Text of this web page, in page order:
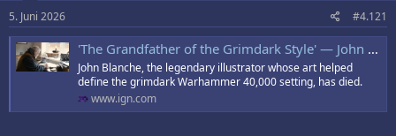
r
m
5. Juni 2026 #4.121
'The Grandfather of the Grimdark Style' — John Blanche, the Legendary Illustrator Who Defined the Look of Warhammer 40,000, Has Died
John Blanche, the legendary illustrator whose art helped
define the grimdark Warhammer 40,000 setting, has died.
www.ign.com